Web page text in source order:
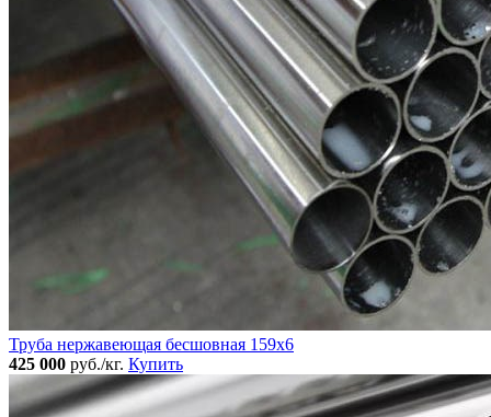
Труба нержавеющая бесшовная 159x6
425 000 руб./кг. Купить